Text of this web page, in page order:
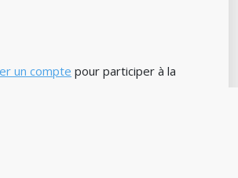
un compte pour participer à la